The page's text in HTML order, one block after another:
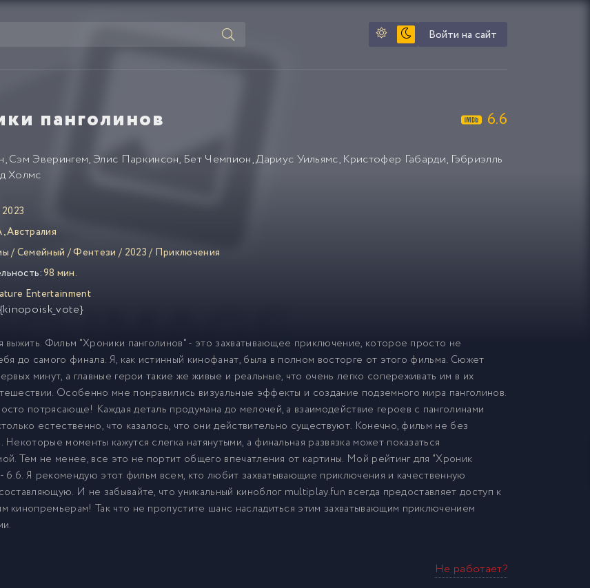
Войти на сайт
панголинов 6.6
,Сэм Эверингем, Элис Паркинсон, Бет Чемпион,Дариус Уильямс, Кристофер Габарди, Гэбриэлль
Холмс
2023
,Австралия
/Семейный /Фентези / 2023/ Приключения
98 мин.
Entertainment
выжить. Фильм "Хроники панголинов" - это захватывающее приключение, которое просто не
до самого финала. Я, как истинный кинофанат, была в полном восторге от этого фильма. Сюжет
минут, а главные герои такие же живые и реальные, что очень легко сопереживать им в их
Особенно мне понравились визуальные эффекты и создание подземного мира панголинов.
потрясающе! Каждая деталь продумана до мелочей, а взаимодействие героев с панголинами
естественно, что казалось, что они действительно существуют. Конечно, фильм не без
Некоторые моменты кажутся слегка натянутыми, а финальная развязка может показаться
Тем не менее, все это не портит общего впечатления от картины. Мой рейтинг для "Хроник
- 6.6. Я рекомендую этот фильм всем, кто любит захватывающие приключения и качественную
И не забывайте, что уникальный киноблог multiplay.fun всегда предоставляет доступ к
кинопремьерам! Так что не пропустите шанс насладиться этим захватывающим приключением
Не работает?